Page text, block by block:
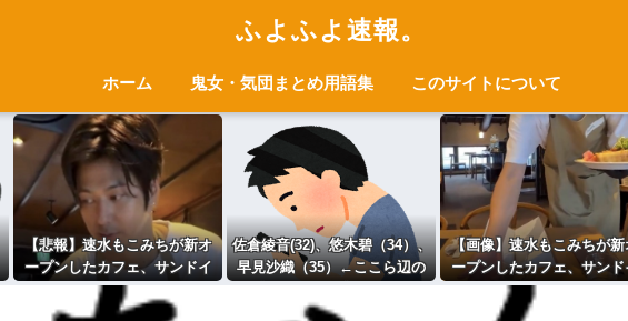
ふよふよ速報。
ホーム 鬼女・気団まとめ用語集 このサイトについて
【悲報】速水もこみちが新オ
ープンしたカフェ、サンドイ
ッチ1つ3000円ｗｗｗｗｗｗｗ
ｗｗｗｗｗｗ
佐倉綾音(32)、悠木碧（34）、
早見沙織（35）←ここら辺の
【画像】速水もこみちが新
ープンしたカフェ、サンド
ッチ1つ3000円